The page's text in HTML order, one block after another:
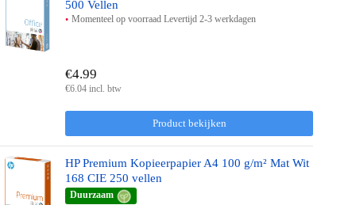
500 Vellen
Momenteel op voorraad Levertijd 2-3 werkdagen
Product bekijken
€4.99
€6.04 incl. btw
HP Premium Kopieerpapier A4 100 g/m² Mat Wit
168 CIE 250 vellen
Duurzaam